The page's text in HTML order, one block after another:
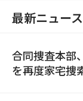
最新ニュース
合同捜査本部
を再度家宅捜